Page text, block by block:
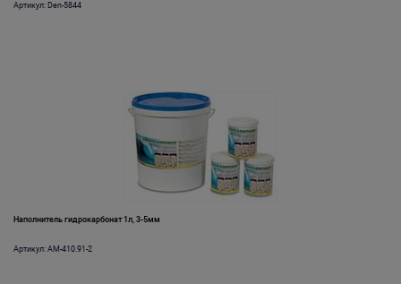
Артикул: Den-5844
Наполнитель гидрокарбонат 1л, 3-5мм
Артикул: AM-410.91-2